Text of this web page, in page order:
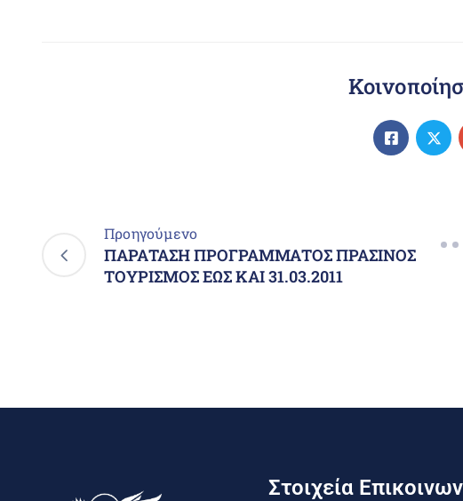
Προηγούμενο
ΠΑΡΑΤΑΣΗ ΠΡΟΓΡΑΜΜΑΤΟΣ ΠΡΑΣΙΝΟΣ
ΤΟΥΡΙΣΜΟΣ ΕΩΣ ΚΑΙ 31.03.2011
Στοιχεία